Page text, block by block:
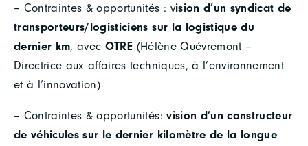
– Contraintes & opportunités : vision d’un syndicat de
transporteurs/logisticiens sur la logistique du
dernier km, avec OTRE (Hélène Quévremont –
Directrice aux affaires techniques, à l’environnement
et à l’innovation)
– Contraintes & opportunités:vision d’un constructeur
de véhicules sur le dernier kilomètre de la longue